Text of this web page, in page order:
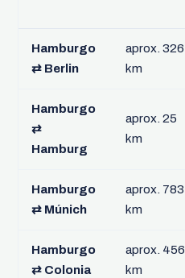
Hamburgo
⇄ Berlin
aprox. 326
km
Hamburgo
⇄
Hamburg
aprox. 25
km
Hamburgo
⇄ Múnich
aprox. 783
km
Hamburgo
⇄ Colonia
aprox. 456
km